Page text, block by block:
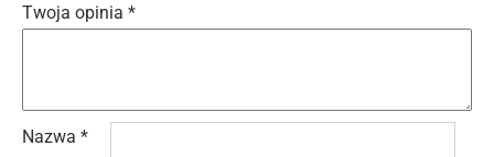
Twoja opinia *
Nazwa *